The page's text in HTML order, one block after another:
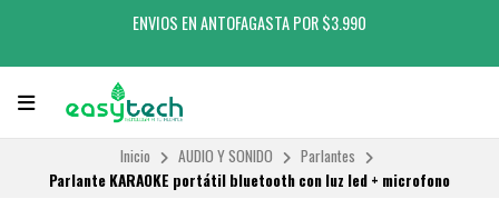
ENVIOS EN ANTOFAGASTA POR $3.990
Inicio AUDIO Y SONIDO
Parlantes
Parlante KARAOKE portátil bluetooth con luz led + microfono